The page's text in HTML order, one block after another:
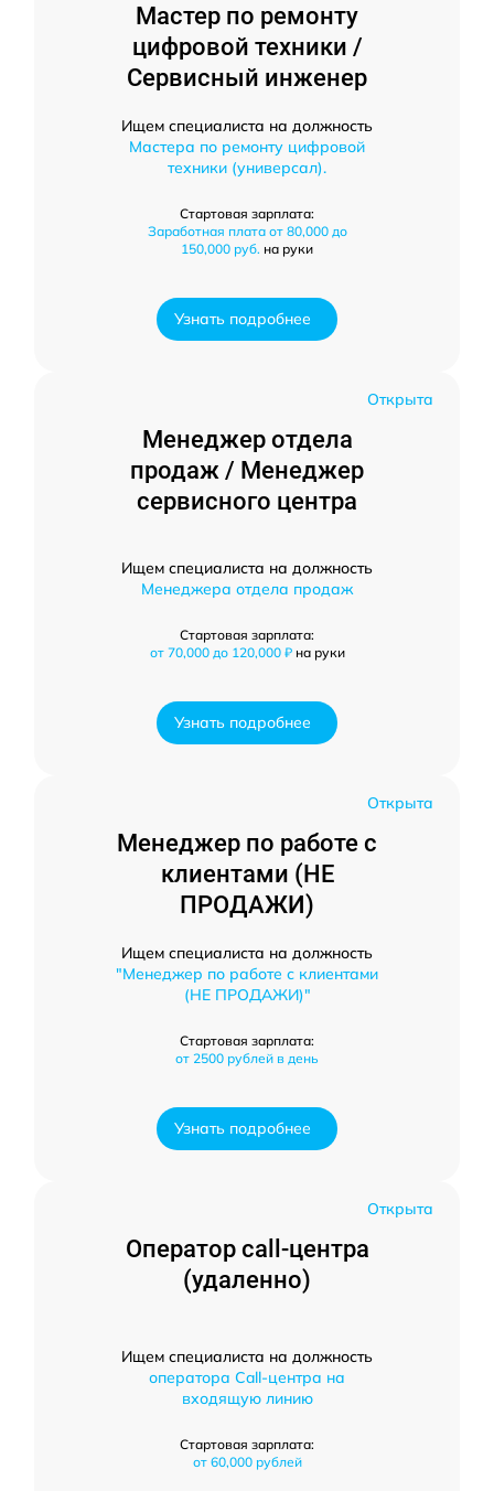
Мастер по ремонту
цифровой техники /
Сервисный инженер
Ищем специалиста на должность
Мастера по ремонту цифровой
техники (универсал).
Стартовая зарплата:
Заработная плата от 80,000 до
150,000 руб. на руки
Узнать подробнее
Открыта
Менеджер отдела
продаж / Менеджер
сервисного центра
Ищем специалиста на должность
Менеджера отдела продаж
Стартовая зарплата:
от 70,000 до 120,000 ₽ на руки
Узнать подробнее
Открыта
Менеджер по работе с
клиентами (НЕ
ПРОДАЖИ)
Ищем специалиста на должность
"Менеджер по работе с клиентами
(НЕ ПРОДАЖИ)"
Стартовая зарплата:
от 2500 рублей в день
Узнать подробнее
Открыта
Оператор call-центра
(удаленно)
Ищем специалиста на должность
оператора Call-центра на
входящую линию
Стартовая зарплата:
от 60,000 рублей